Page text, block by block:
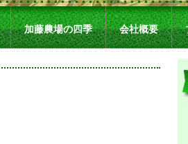
加藤農場の四季 会社概要